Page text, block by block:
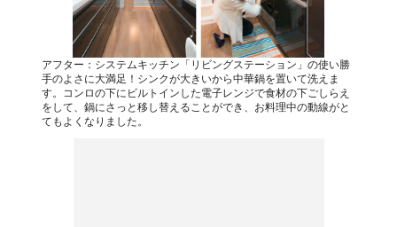
アフター：システムキッチン「リビングステーション」の使い勝
手のよさに大満足！シンクが大きいから中華鍋を置いて洗えま
す。コンロの下にビルトインした電子レンジで食材の下ごしらえ
をして、鍋にさっと移し替えることができ、お料理中の動線がと
てもよくなりました。